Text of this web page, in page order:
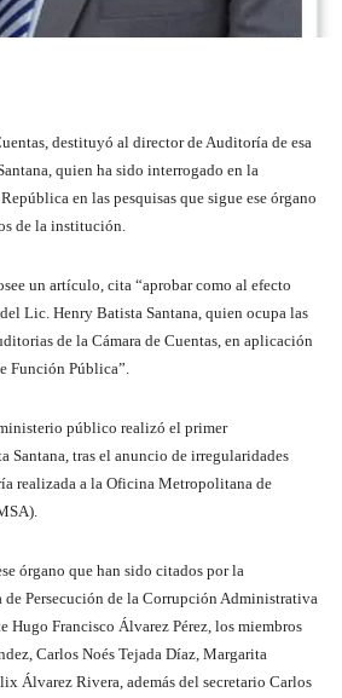
destituyó al director de Auditoría de esa
quien ha sido interrogado en la
en las pesquisas que sigue ese órgano
de la institución.
un artículo, cita “aprobar como al efecto
Lic. Henry Batista Santana, quien ocupa las
de la Cámara de Cuentas, en aplicación
Función Pública”.
público realizó el primer
Santana, tras el anuncio de irregularidades
realizada a la Oficina Metropolitana de
órgano que han sido citados por la
de Persecución de la Corrupción Administrativa
Hugo Francisco Álvarez Pérez, los miembros
Carlos Noés Tejada Díaz, Margarita
Álvarez Rivera, además del secretario Carlos